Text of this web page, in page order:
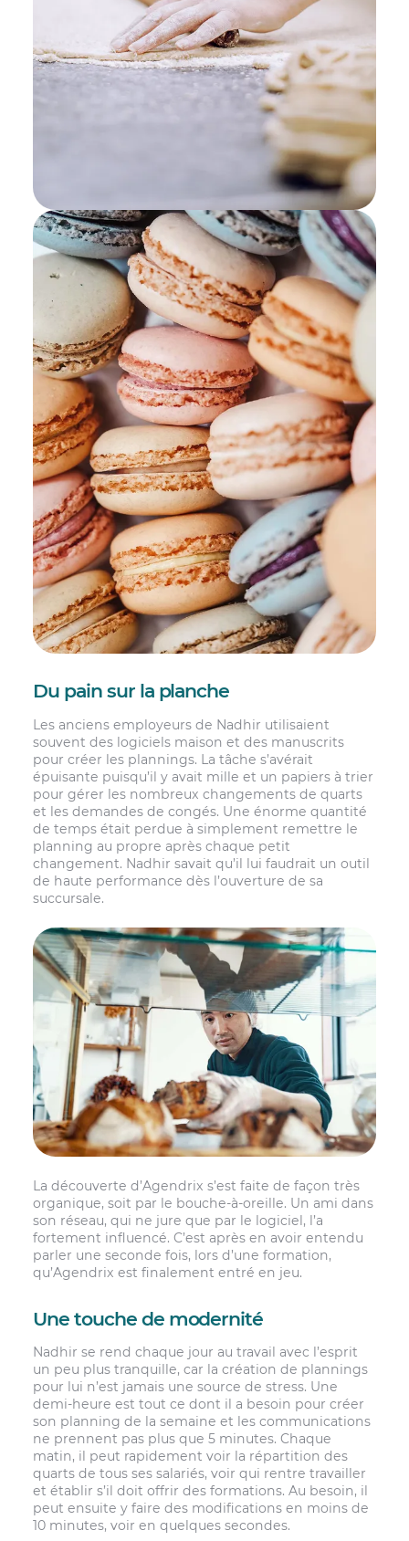
Du pain sur la planche
Les anciens employeurs de Nadhir utilisaient
souvent des logiciels maison et des manuscrits
pour créer les plannings. La tâche s’avérait
épuisante puisqu’il y avait mille et un papiers à trier
pour gérer les nombreux changements de quarts
et les demandes de congés. Une énorme quantité
de temps était perdue à simplement remettre le
planning au propre après chaque petit
changement. Nadhir savait qu’il lui faudrait un outil
de haute performance dès l’ouverture de sa
succursale.
La découverte d’Agendrix s’est faite de façon très
organique, soit par le bouche-à-oreille. Un ami dans
son réseau, qui ne jure que par le logiciel, l’a
fortement influencé. C’est après en avoir entendu
parler une seconde fois, lors d’une formation,
qu’Agendrix est finalement entré en jeu.
Une touche de modernité
Nadhir se rend chaque jour au travail avec l’esprit
un peu plus tranquille, car la création de plannings
pour lui n’est jamais une source de stress. Une
demi-heure est tout ce dont il a besoin pour créer
son planning de la semaine et les communications
ne prennent pas plus que 5 minutes. Chaque
matin, il peut rapidement voir la répartition des
quarts de tous ses salariés, voir qui rentre travailler
et établir s’il doit offrir des formations. Au besoin, il
peut ensuite y faire des modifications en moins de
10 minutes, voir en quelques secondes.